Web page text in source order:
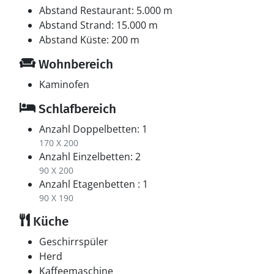
und in dem er Zeit seines Lebens mit seiner Familie
lebte und wirkte. Der Malergården versetzt dich in
längst vergangene Zeiten. In dem sehr schön
erhaltenen Künstlerheim erlebst du das vom
alten Möbel in den originalgetreuen Wohnräumen und
bestaunst dabei zahllose von Swane erschaffene
Abstand Restaurant: 5.000 m
Abstand Strand: 15.000 m
Abstand Küste: 200 m
Wohnbereich
Kaminofen
Schlafbereich
Anzahl Doppelbetten: 1
170 X 200
Anzahl Einzelbetten: 2
90 X 200
Anzahl Etagenbetten : 1
90 X 190
Küche
Geschirrspüler
Herd
Kaffeemaschine